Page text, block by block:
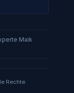
Maik
Rechte